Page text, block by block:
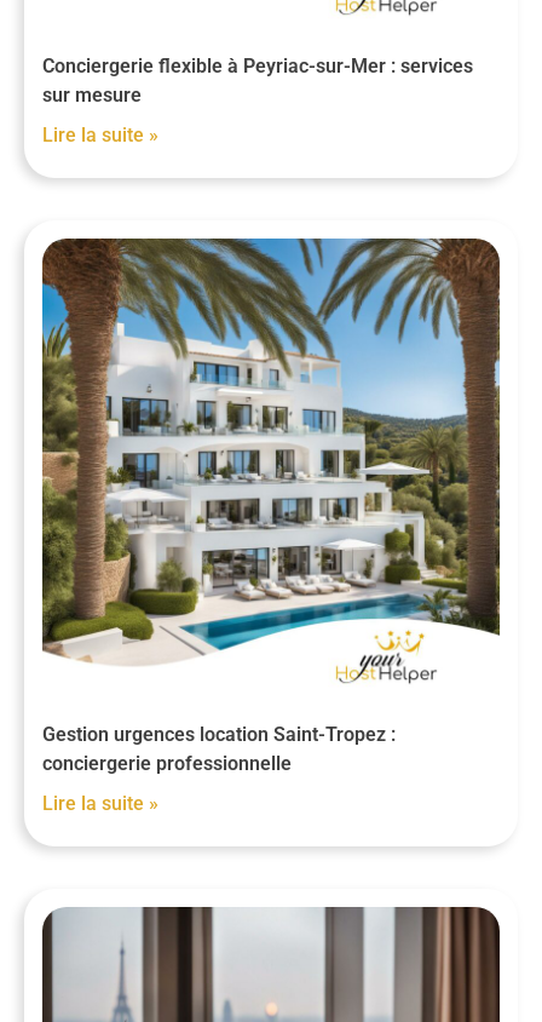
Conciergerie flexible à Peyriac-sur-Mer : services
sur mesure
Lire la suite »
Gestion urgences location Saint-Tropez :
conciergerie professionnelle
Lire la suite »